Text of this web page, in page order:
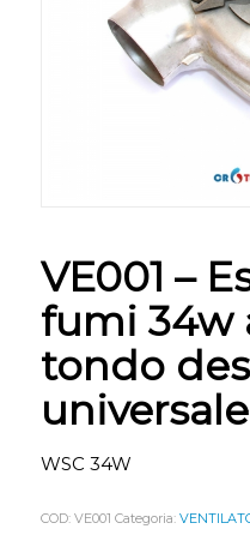
VE001 –
fumi 34w
tondo
WSC 34W
COD: VE001 Categoria: